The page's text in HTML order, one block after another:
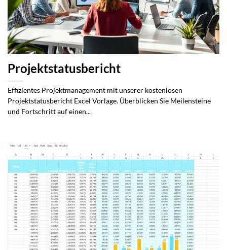
Projektstatusbericht
Effizientes Projektmanagement mit unserer kostenlosen
Projektstatusbericht Excel Vorlage. Überblicken Sie Meilensteine
und Fortschritt auf einen...